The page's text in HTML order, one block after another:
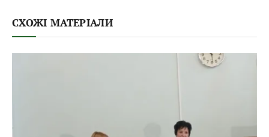
СХОЖІ МАТЕРІАЛИ